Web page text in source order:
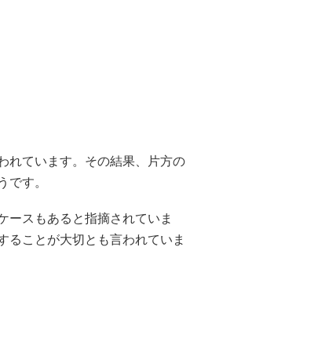
れています。その結果、片方の
です。
ースもあると指摘されていま
ることが大切とも言われていま